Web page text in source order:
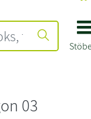
03